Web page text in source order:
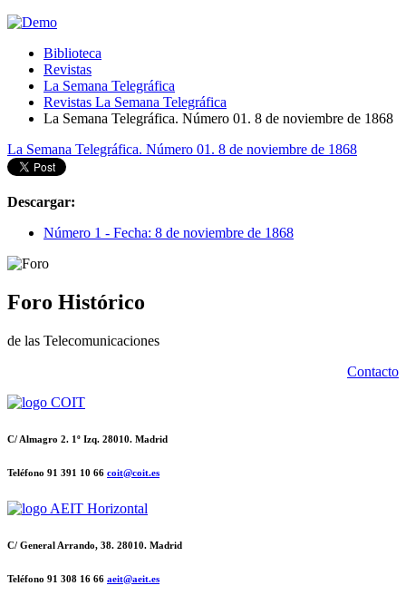
Biblioteca
Revistas
La Semana Telegráfica
Revistas La Semana Telegráfica
La Semana Telegráfica. Número 01. 8 de noviembre de 1868
La Semana Telegráfica. Número 01. 8 de noviembre de 1868
Descargar:
Número 1 - Fecha: 8 de noviembre de 1868
Foro Histórico
de las Telecomunicaciones
Contacto
C/ Almagro 2. 1º Izq. 28010. Madrid
Teléfono 91 391 10 66 coit@coit.es
C/ General Arrando, 38. 28010. Madrid
Teléfono 91 308 16 66 aeit@aeit.es